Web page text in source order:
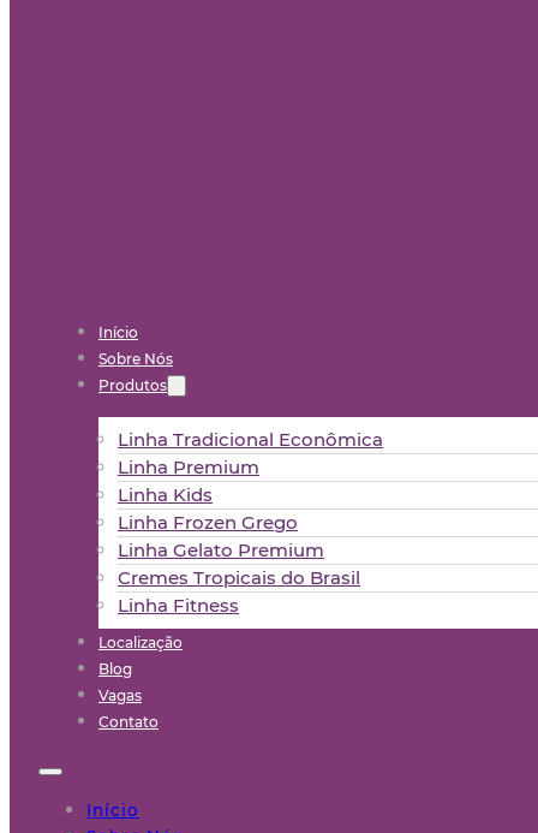
Início
Sobre Nós
Produtos
Linha Tradicional Econômica
Linha Premium
Linha Kids
Linha Frozen Grego
Linha Gelato Premium
Cremes Tropicais do Brasil
Linha Fitness
Localização
Blog
Vagas
Contato
Início